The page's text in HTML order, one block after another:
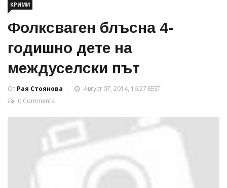
КРИМИ
Фолксваген блъсна 4-
годишно дете на
междуселски път
От Рая Стоянова
Август 07, 2014, 16:27 EEST
0 Comments